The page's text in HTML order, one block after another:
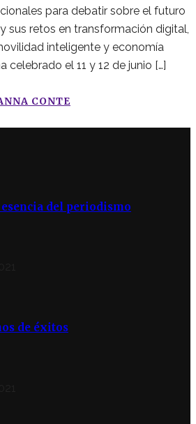
para debatir sobre el futuro
sus retos en transformación digital,
inteligente y economía
celebrado el 11 y 12 de junio […]
CONTE
del periodismo
de éxitos